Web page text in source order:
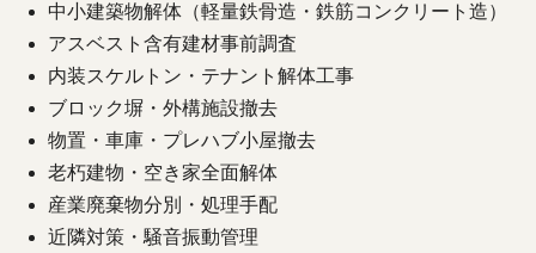
中小建築物解体（軽量鉄骨造・鉄筋コンクリート造）
アスベスト含有建材事前調査
内装スケルトン・テナント解体工事
ブロック塀・外構施設撤去
物置・車庫・プレハブ小屋撤去
老朽建物・空き家全面解体
産業廃棄物分別・処理手配
近隣対策・騒音振動管理